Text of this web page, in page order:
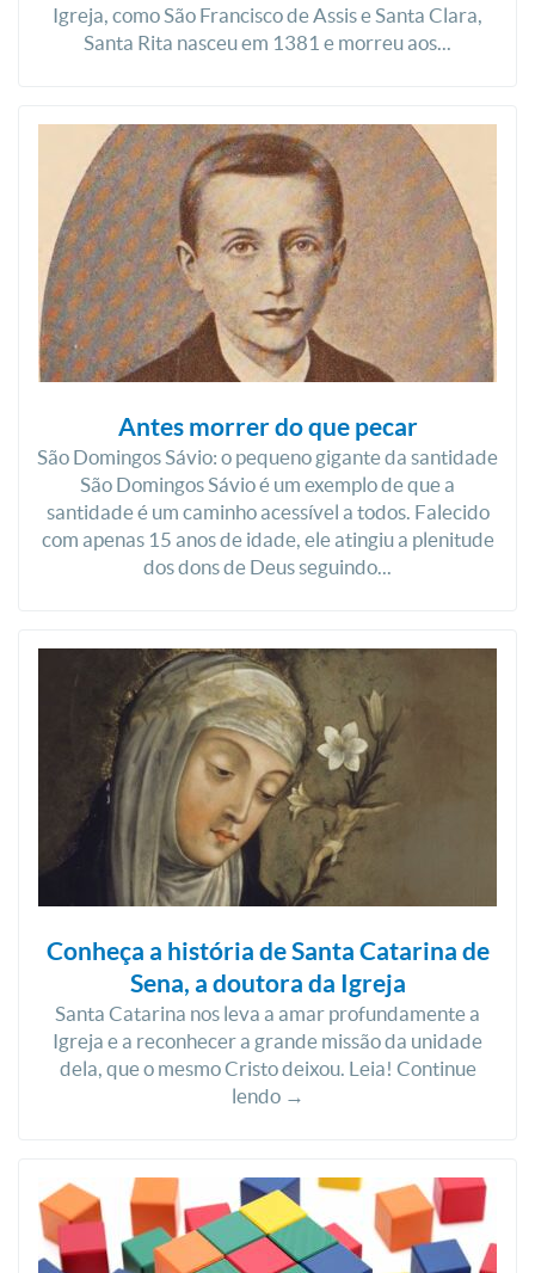
Igreja, como São Francisco de Assis e Santa Clara,
Santa Rita nasceu em 1381 e morreu aos...
Antes morrer do que pecar
São Domingos Sávio: o pequeno gigante da santidade
São Domingos Sávio é um exemplo de que a
santidade é um caminho acessível a todos. Falecido
com apenas 15 anos de idade, ele atingiu a plenitude
dos dons de Deus seguindo...
Conheça a história de Santa Catarina de
Sena, a doutora da Igreja
Santa Catarina nos leva a amar profundamente a
Igreja e a reconhecer a grande missão da unidade
dela, que o mesmo Cristo deixou. Leia! Continue
lendo →